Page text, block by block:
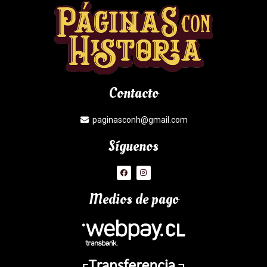
Contacto
paginasconh@gmail.com
Síguenos
Medios de pago